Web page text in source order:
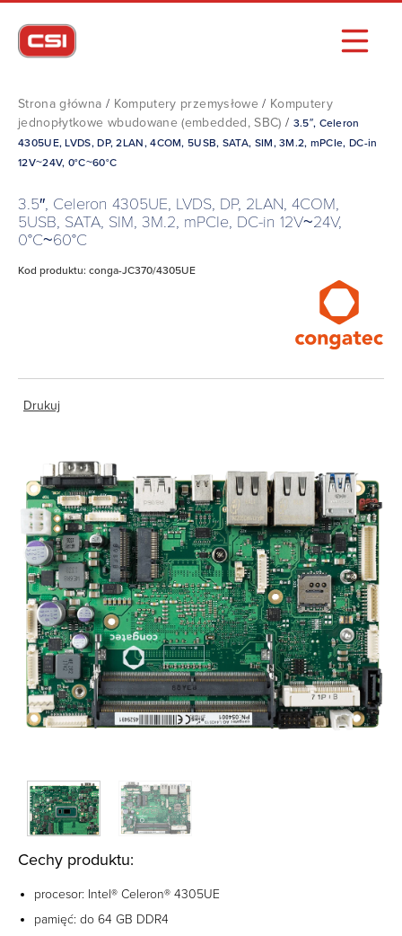
Strona główna / Komputery przemysłowe / Komputery
jednopłytkowe wbudowane (embedded, SBC) / 3.5″, Celeron
4305UE, LVDS, DP, 2LAN, 4COM, 5USB, SATA, SIM, 3M.2, mPCIe, DC-in
12V~24V, 0°C~60°C
3.5″, Celeron 4305UE, LVDS, DP, 2LAN, 4COM,
5USB, SATA, SIM, 3M.2, mPCIe, DC-in 12V~24V,
0°C~60°C
Kod produktu: conga-JC370/4305UE
Drukuj
Cechy produktu:
procesor: Intel® Celeron® 4305UE
pamięć: do 64 GB DDR4